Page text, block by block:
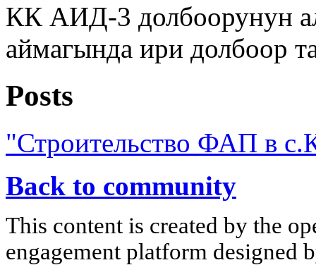
КК АИД-3 долбоорунун
аймагында ири долбоор
Posts
"Строительство ФАП в
Back to community
This content is created by the
engagement platform designed